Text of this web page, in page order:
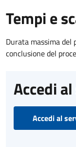
Tempi e
Durata massima
conclusione del
Accedi
Accedi al